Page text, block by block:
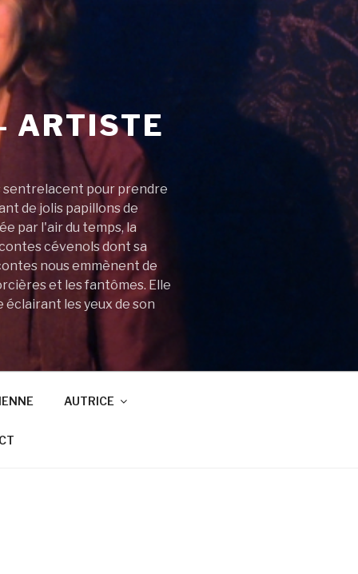
ARTISTE
sentrelacent pour prendre
de jolis papillons de
par l'air du temps, la
cévenols dont sa
nous emmènent de
et les fantômes. Elle
éclairant les yeux de son
AUTRICE